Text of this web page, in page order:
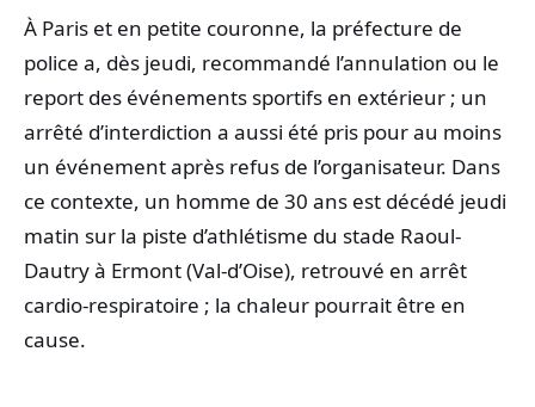
À Paris et en petite couronne, la préfecture de
police a, dès jeudi, recommandé l’annulation ou le
report des événements sportifs en extérieur ; un
arrêté d’interdiction a aussi été pris pour au moins
un événement après refus de l’organisateur. Dans
ce contexte, un homme de 30 ans est décédé jeudi
matin sur la piste d’athlétisme du stade Raoul-
Dautry à Ermont (Val-d’Oise), retrouvé en arrêt
cardio-respiratoire ; la chaleur pourrait être en
cause.